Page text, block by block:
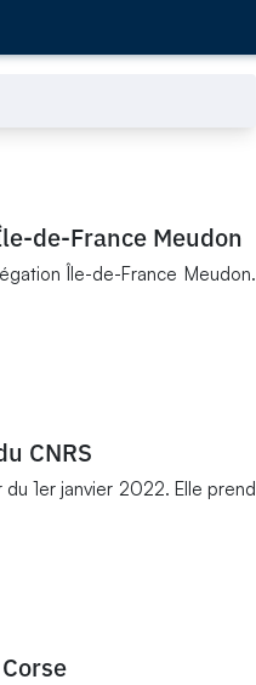
de-France Meudon
Île-de-France Meudon.
CNRS
1er janvier 2022. Elle prend